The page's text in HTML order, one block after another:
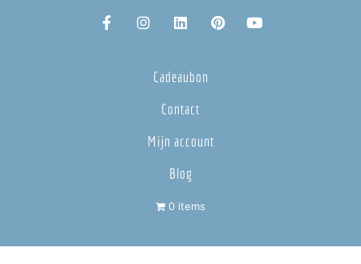
Cadeaubon
Contact
Mijn account
Blog
0 items